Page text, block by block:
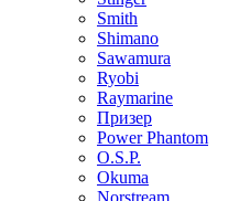
Smith
Shimano
Sawamura
Ryobi
Raymarine
Призер
Power Phantom
O.S.P.
Okuma
Norstream